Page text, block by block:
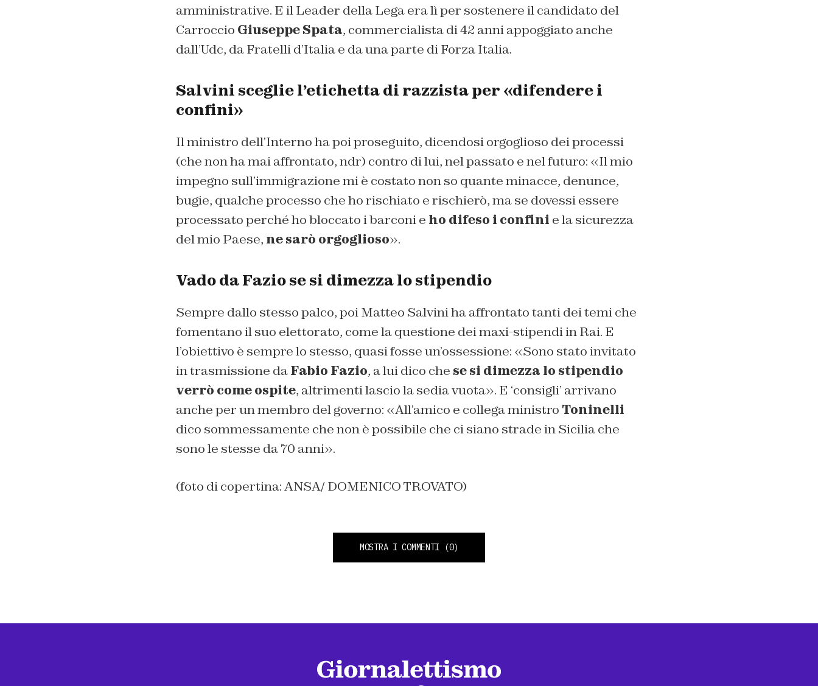
amministrative. E il Leader della Lega era lì per sostenere il candidato del
Carroccio Giuseppe Spata, commercialista di 42 anni appoggiato anche
dall’Udc, da Fratelli d’Italia e da una parte di Forza Italia.
Salvini sceglie l’etichetta di razzista per «difendere i
confini»
Il ministro dell’Interno ha poi proseguito, dicendosi orgoglioso dei processi
(che non ha mai affrontato, ndr) contro di lui, nel passato e nel futuro: «Il mio
impegno sull’immigrazione mi è costato non so quante minacce, denunce,
bugie, qualche processo che ho rischiato e rischierò, ma se dovessi essere
processato perché ho bloccato i barconi e ho difeso i confini e la sicurezza
del mio Paese, ne sarò orgoglioso».
Vado da Fazio se si dimezza lo stipendio
Sempre dallo stesso palco, poi Matteo Salvini ha affrontato tanti dei temi che
fomentano il suo elettorato, come la questione dei maxi-stipendi in Rai. E
l’obiettivo è sempre lo stesso, quasi fosse un’ossessione: «Sono stato invitato
in trasmissione daFabio Fazio, a lui dico che se si dimezza lo stipendio
verrò come ospite, altrimenti lascio la sedia vuota». E ‘consigli’ arrivano
anche per un membro del governo: «All’amico e collega ministro Toninelli
dico sommessamente che non è possibile che ci siano strade in Sicilia che
sono le stesse da 70 anni».
(foto di copertina: ANSA/ DOMENICO TROVATO)
MOSTRA I COMMENTI (0)